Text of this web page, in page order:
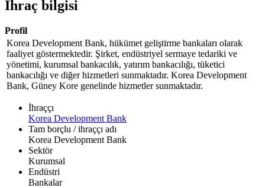
İhraç bilgisi
Profil
Korea Development Bank, hükümet geliştirme bankaları olarak
faaliyet göstermektedir. Şirket, endüstriyel sermaye tedariki ve
yönetimi, kurumsal bankacılık, yatırım bankacılığı, tüketici
bankacılığı ve diğer hizmetleri sunmaktadır. Korea Development
Bank, Güney Kore genelinde hizmetler sunmaktadır.
İhraççı
Korea Development Bank
Tam borçlu / ihraççı adı
Korea Development Bank
Sektör
Kurumsal
Endüstri
Bankalar